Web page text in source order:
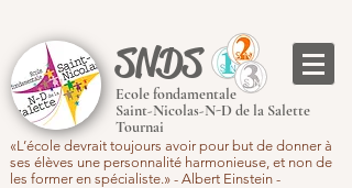
SNDS
Ecole fondamentale
Saint-Nicolas-N-D de la Salette
Tournai
«L’école devrait toujours avoir pour but de donner à
ses élèves une personnalité harmonieuse, et non de
les former en spécialiste.» - Albert Einstein -